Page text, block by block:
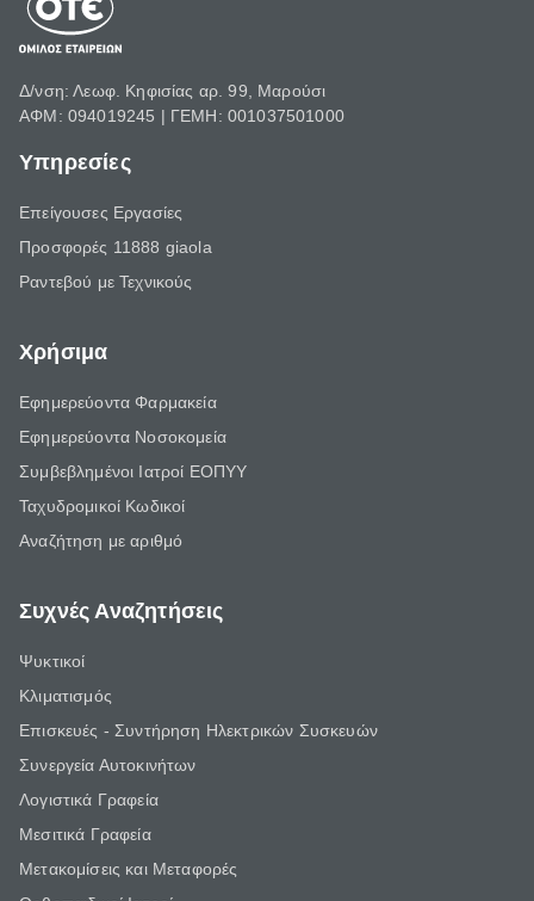
Δ/νση: Λεωφ. Κηφισίας αρ. 99, Μαρούσι
ΑΦΜ: 094019245 | ΓΕΜΗ: 001037501000
Υπηρεσίες
Επείγουσες Εργασίες
Προσφορές 11888 giaola
Ραντεβού με Τεχνικούς
Χρήσιμα
Εφημερεύοντα Φαρμακεία
Εφημερεύοντα Νοσοκομεία
Συμβεβλημένοι Ιατροί ΕΟΠΥΥ
Ταχυδρομικοί Κωδικοί
Αναζήτηση με αριθμό
Συχνές Αναζητήσεις
Ψυκτικοί
Κλιματισμός
Επισκευές - Συντήρηση Ηλεκτρικών Συσκευών
Συνεργεία Αυτοκινήτων
Λογιστικά Γραφεία
Μεσιτικά Γραφεία
Μετακομίσεις και Μεταφορές